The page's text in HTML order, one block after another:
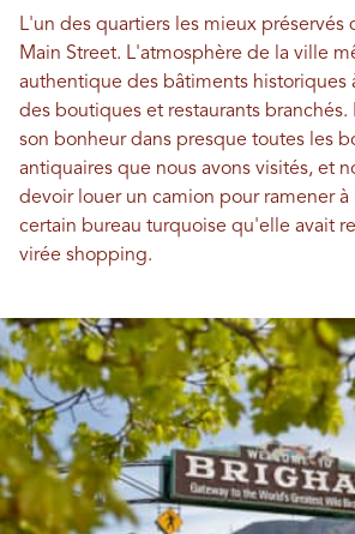
L'un des quartiers les mieux préservés
Main Street. L'atmosphère de la ville
authentique des bâtiments historiques
des boutiques et restaurants branchés.
son bonheur dans presque toutes les
antiquaires que nous avons visités, et
devoir louer un camion pour ramener à
certain bureau turquoise qu'elle avait
virée shopping.